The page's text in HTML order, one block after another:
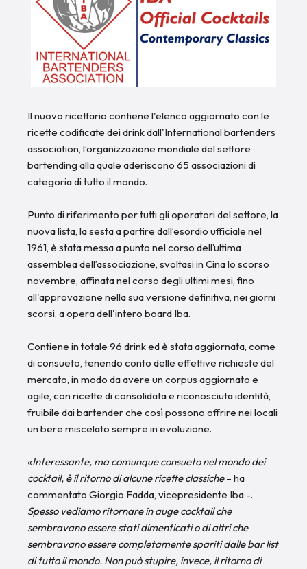
Il nuovo ricettario contiene l'elenco aggiornato con le
ricette codificate dei drink dall'International bartenders
association, l’organizzazione mondiale del settore
bartending alla quale aderiscono 65 associazioni di
categoria di tutto il mondo.
Punto di riferimento per tutti gli operatori del settore, la
nuova lista, la sesta a partire dall’esordio ufficiale nel
1961, è stata messa a punto nel corso dell’ultima
assemblea dell’associazione, svoltasi in Cina lo scorso
novembre, affinata nel corso degli ultimi mesi, fino
all'approvazione nella sua versione definitiva, nei giorni
scorsi, a opera dell'intero board Iba.
Contiene in totale 96 drink ed è stata aggiornata, come
di consueto, tenendo conto delle effettive richieste del
mercato, in modo da avere un corpus aggiornato e
agile, con ricette di consolidata e riconosciuta identità,
fruibile dai bartender che così possono offrire nei locali
un bere miscelato sempre in evoluzione.
«Interessante, ma comunque consueto nel mondo dei
cocktail, è il ritorno di alcune ricette classiche– ha
commentato Giorgio Fadda, vicepresidente Iba -.
Spesso vediamo ritornare in auge cocktail che
sembravano essere stati dimenticati o di altri che
sembravano essere completamente spariti dalle bar list
di tutto il mondo. Non può stupire, invece, il ritorno di